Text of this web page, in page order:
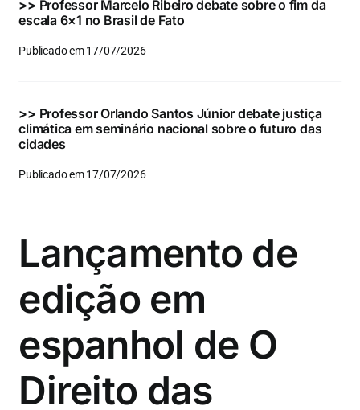
>> Professor Marcelo Ribeiro debate sobre o fim da
escala 6×1 no Brasil de Fato
Publicado em 17/07/2026
>> Professor Orlando Santos Júnior debate justiça
climática em seminário nacional sobre o futuro das
cidades
Publicado em 17/07/2026
Lançamento de
edição em
espanhol de O
Direito das